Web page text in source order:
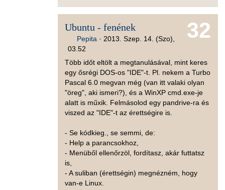
32
Ubuntu - fenének
Pepita · 2013. Szep. 14. (Szo),
03.52
Több időt eltölt a megtanulásával, mint keres
egy ősrégi DOS-os "IDE"-t. Pl. nekem a Turbo
Pascal 6.0 megvan még (van itt valaki olyan
"öreg", aki ismeri?), és a WinXP cmd.exe-je
alatt is műxik. Felmásolod egy pandrive-ra és
viszed az "IDE"-t az érettségire is.
- Se kódkieg., se semmi, de:
- Help a parancsokhoz,
- Menüből ellenőrzöl, fordítasz, akár futtatsz
is,
- A suliban (érettségin) megnézném, hogy
van-e Linux.